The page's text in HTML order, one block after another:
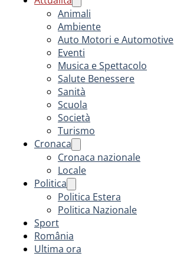
Animali
Ambiente
Auto Motori e Automotive
Eventi
Musica e Spettacolo
Salute Benessere
Sanità
Scuola
Società
Turismo
Cronaca
Cronaca nazionale
Locale
Politica
Politica Estera
Politica Nazionale
Sport
România
Ultima ora